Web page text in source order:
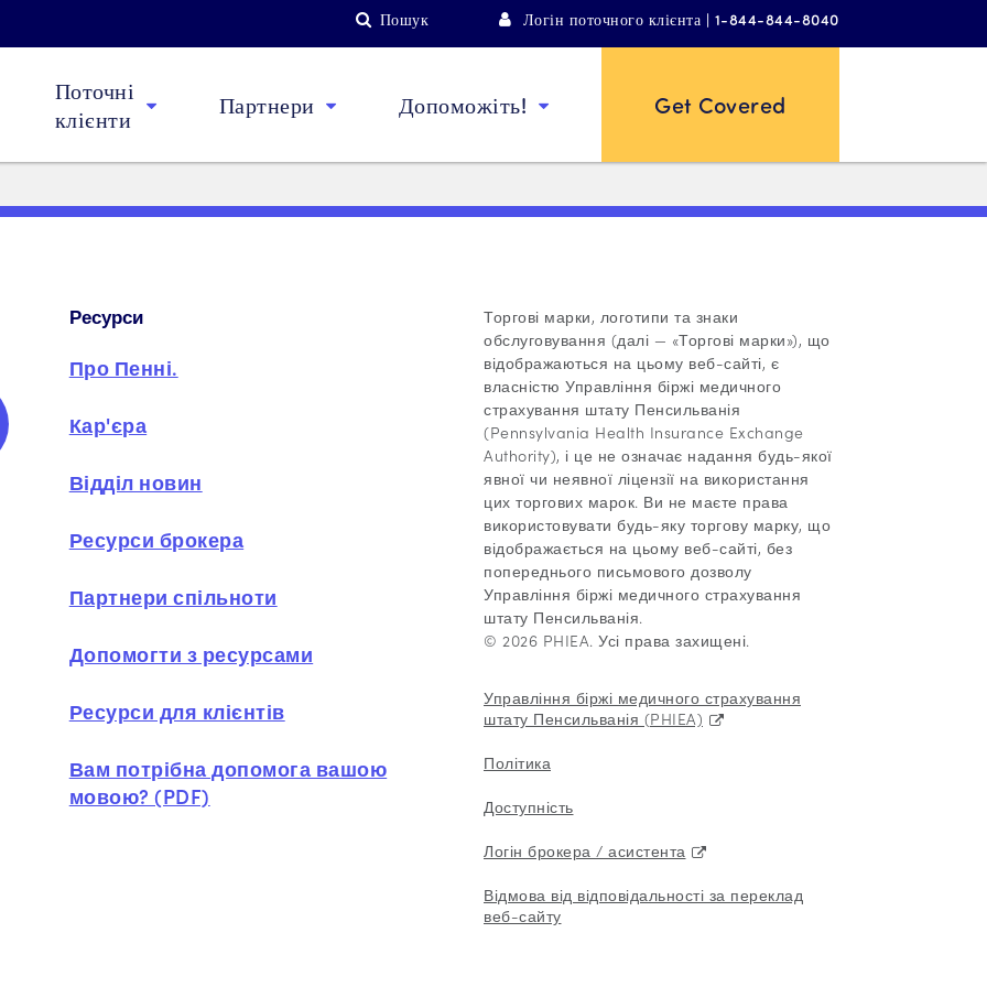
Пошук Логін поточного клієнта | 1-844-844-8040
Поточні
клієнти
Партнери Допоможіть! Get Covered
Ресурси
Про Пенні.
Кар'єра
Відділ новин
Ресурси брокера
Партнери спільноти
Допомогти з ресурсами
Ресурси для клієнтів
Вам потрібна допомога вашою
мовою? (PDF)
Торгові марки, логотипи та знаки
обслуговування (далі — «Торгові марки»), що
відображаються на цьому веб-сайті, є
власністю Управління біржі медичного
страхування штату Пенсильванія
(Pennsylvania Health Insurance Exchange
Authority), і це не означає надання будь-якої
явної чи неявної ліцензії на використання
цих торгових марок. Ви не маєте права
використовувати будь-яку торгову марку, що
відображається на цьому веб-сайті, без
попереднього письмового дозволу
Управління біржі медичного страхування
штату Пенсильванія.
© 2026 PHIEA. Усі права захищені.
Управління біржі медичного страхування
штату Пенсильванія (PHIEA)
Політика
Доступність
Логін брокера / асистента
Відмова від відповідальності за переклад
веб-сайту